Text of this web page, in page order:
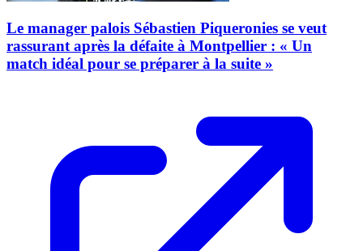
Le manager palois Sébastien Piqueronies se veut
rassurant après la défaite à Montpellier : « Un
match idéal pour se préparer à la suite »